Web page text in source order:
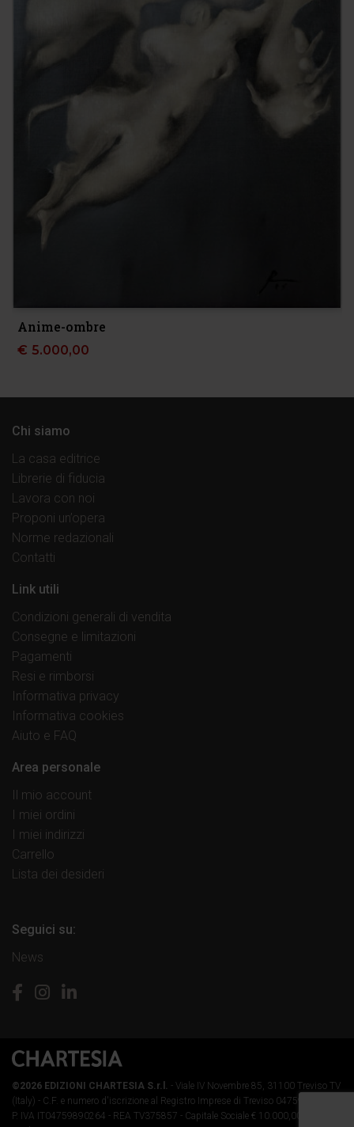
Anime-ombre
€ 5.000,00
Chi siamo
La casa editrice
Librerie di fiducia
Lavora con noi
Proponi un’opera
Norme redazionali
Contatti
Link utili
Condizioni generali di vendita
Consegne e limitazioni
Pagamenti
Resi e rimborsi
Informativa privacy
Informativa cookies
Aiuto e FAQ
Area personale
Il mio account
I miei ordini
I miei indirizzi
Carrello
Lista dei desideri
Seguici su:
News
©2026 EDIZIONI CHARTESIA S.r.l. - Viale IV Novembre 85, 31100 Treviso TV
(Italy) - C.F. e numero d'iscrizione al Registro Imprese di Treviso 04759890264 -
P. IVA IT04759890264 - REA TV375857 - Capitale Sociale € 10.000,00 i.v.